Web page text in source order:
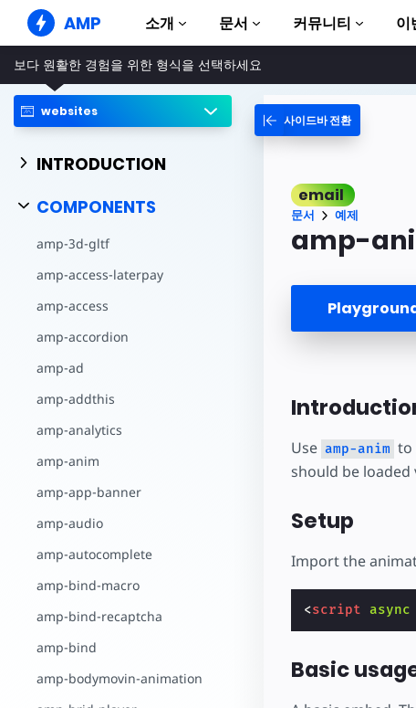
AMP 소개
AMP 웹사이트
완벽한 웹 경험 창출
Web Stories
누구나 가볍게 즐길 수 있는 스토리
문서
가이드 및 튜토리얼
AMP 이용방법 안내
AMP 라이브러리
Hands-on introduction to
템플릿
커뮤니티 이
보다 원활한 경험을 위한 형식을 선택하세요
websites
INTRODUCTION
COMPONENTS
amp-3d-gltf
amp-access-laterpay
amp-access
amp-accordion
amp-ad
amp-addthis
amp-analytics
amp-anim
amp-app-banner
amp-audio
amp-autocomplete
amp-bind-macro
amp-bind-recaptcha
amp-bind
amp-bodymovin-animation
사이드바 전환
email
문서 예제
amp-
Playground
Use amp-anim to
should be loaded
Setup
Import the
<script async
Basic